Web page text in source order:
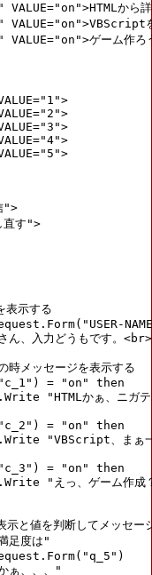
から詳
VALUE="on">VBScript
VALUE="on">ゲーム作ろ
">
す">